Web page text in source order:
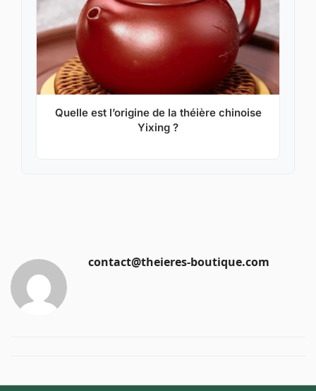
Quelle est l’origine de la théière chinoise
Yixing ?
contact@theieres-boutique.com